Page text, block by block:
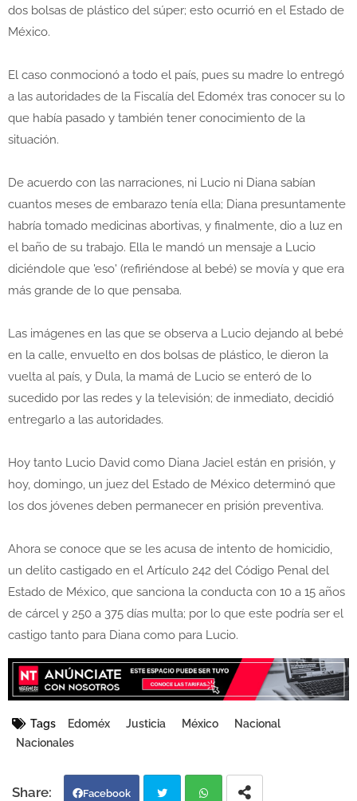
dos bolsas de plástico del súper; esto ocurrió en el Estado de
México.
El caso conmocionó a todo el país, pues su madre lo entregó
a las autoridades de la Fiscalía del Edoméx tras conocer su lo
que había pasado y también tener conocimiento de la
situación.
De acuerdo con las narraciones, ni Lucio ni Diana sabían
cuantos meses de embarazo tenía ella; Diana presuntamente
habría tomado medicinas abortivas, y finalmente, dio a luz en
el baño de su trabajo. Ella le mandó un mensaje a Lucio
diciéndole que 'eso' (refiriéndose al bebé) se movía y que era
más grande de lo que pensaba.
Las imágenes en las que se observa a Lucio dejando al bebé
en la calle, envuelto en dos bolsas de plástico, le dieron la
vuelta al país, y Dula, la mamá de Lucio se enteró de lo
sucedido por las redes y la televisión; de inmediato, decidió
entregarlo a las autoridades.
Hoy tanto Lucio David como Diana Jaciel están en prisión, y
hoy, domingo, un juez del Estado de México determinó que
los dos jóvenes deben permanecer en prisión preventiva.
Ahora se conoce que se les acusa de intento de homicidio,
un delito castigado en el Artículo 242 del Código Penal del
Estado de México, que sanciona la conducta con 10 a 15 años
de cárcel y 250 a 375 días multa; por lo que este podría ser el
castigo tanto para Diana como para Lucio.
Tags Edoméx Justicia México
Nacional
Nacionales
Facebook